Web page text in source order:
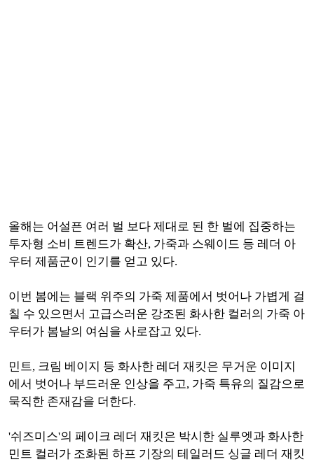
올해는 어설픈 여러 벌 보다 제대로 된 한 벌에 집중하는
투자형 소비 트렌드가 확산, 가죽과 스웨이드 등 레더 아
우터 제품군이 인기를 얻고 있다.
이번 봄에는 블랙 위주의 가죽 제품에서 벗어나 가볍게 걸
칠 수 있으면서 고급스러운 강조된 화사한 컬러의 가죽 아
우터가 봄날의 여심을 사로잡고 있다.
민트, 크림 베이지 등 화사한 레더 재킷은 무거운 이미지
에서 벗어나 부드러운 인상을 주고, 가죽 특유의 질감으로
묵직한 존재감을 더한다.
'쉬즈미스'의 페이크 레더 재킷은 박시한 실루엣과 화사한
민트 컬러가 조화된 하프 기장의 테일러드 싱글 레더 재킷